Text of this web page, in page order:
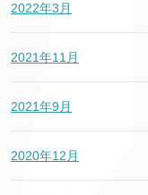
2022年3月
2021年11月
2021年9月
2020年12月